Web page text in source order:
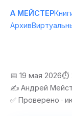
А МЕЙСТЕР
Архив
📅 19 мая 2026⏱️
✍️ Андрей
✅ Проверено ·